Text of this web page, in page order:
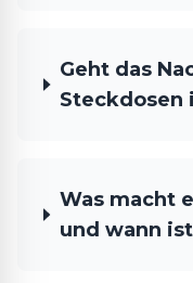
Geht das
Steckdosen
Was macht
und wann